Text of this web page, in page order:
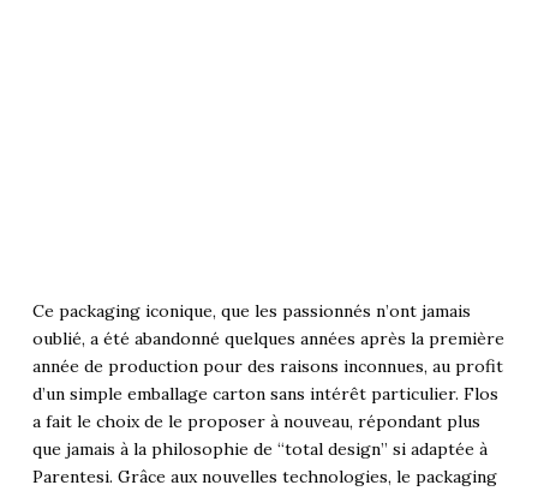
Ce packaging iconique, que les passionnés n’ont jamais
oublié, a été abandonné quelques années après la première
année de production pour des raisons inconnues, au profit
d’un simple emballage carton sans intérêt particulier. Flos
a fait le choix de le proposer à nouveau, répondant plus
que jamais à la philosophie de “total design” si adaptée à
Parentesi. Grâce aux nouvelles technologies, le packaging